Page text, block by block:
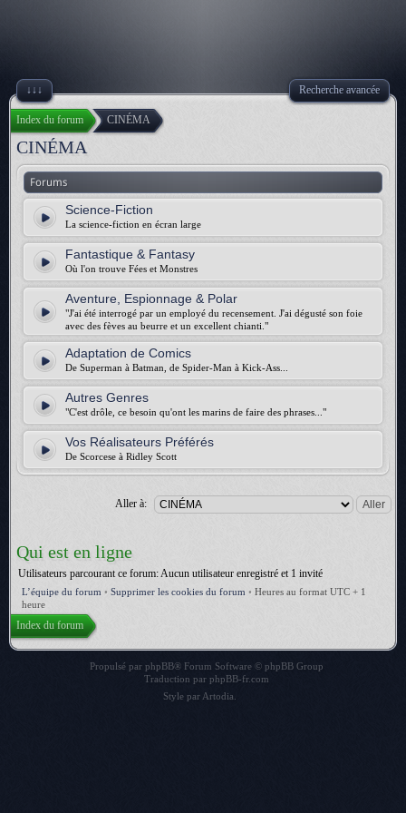
↓↓↓ Recherche avancée
Index du forum CINÉMA
CINÉMA
Forums
Science-Fiction
La science-fiction en écran large
Fantastique & Fantasy
Où l'on trouve Fées et Monstres
Aventure, Espionnage & Polar
"J'ai été interrogé par un employé du recensement. J'ai dégusté son foie
avec des fèves au beurre et un excellent chianti."
Adaptation de Comics
De Superman à Batman, de Spider-Man à Kick-Ass...
Autres Genres
"C'est drôle, ce besoin qu'ont les marins de faire des phrases..."
Vos Réalisateurs Préférés
De Scorcese à Ridley Scott
Aller à:
Qui est en ligne
Utilisateurs parcourant ce forum: Aucun utilisateur enregistré et 1 invité
L’équipe du forum • Supprimer les cookies du forum • Heures au format UTC + 1
heure
Index du forum
Propulsé par phpBB® Forum Software © phpBB Group
Traduction par phpBB-fr.com
Style par Artodia